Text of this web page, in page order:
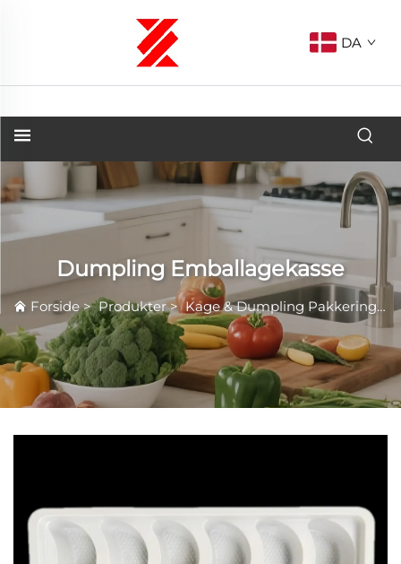
DA
Dumpling Emballagekasse
Forside>Produkter>Kage & Dumpling Pakkering>